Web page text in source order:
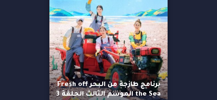
برنامج طازجة من البحر Fresh off
the Sea الموسم الثالث الحلقة 3